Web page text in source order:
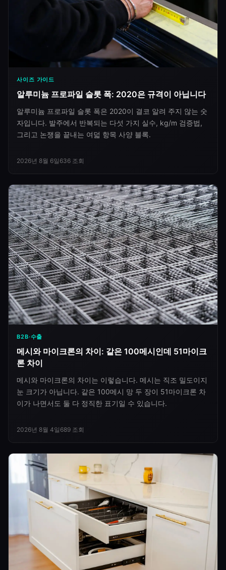
사이즈 가이드
알루미늄 프로파일 슬롯 폭: 2020은 규격이 아닙니다
알루미늄 프로파일 슬롯 폭은 2020이 결코 알려 주지 않는 숫
자입니다. 발주에서 반복되는 다섯 가지 실수, kg/m 검증법,
그리고 논쟁을 끝내는 여덟 항목 사양 블록.
2026년 8월 6일 636 조회
B2B·수출
메시와 마이크론의 차이: 같은 100메시인데 51마이크
론 차이
메시와 마이크론의 차이는 이렇습니다. 메시는 직조 밀도이지
눈 크기가 아닙니다. 같은 100메시 망 두 장이 51마이크론 차
이가 나면서도 둘 다 정직한 표기일 수 있습니다.
2026년 8월 4일 689 조회